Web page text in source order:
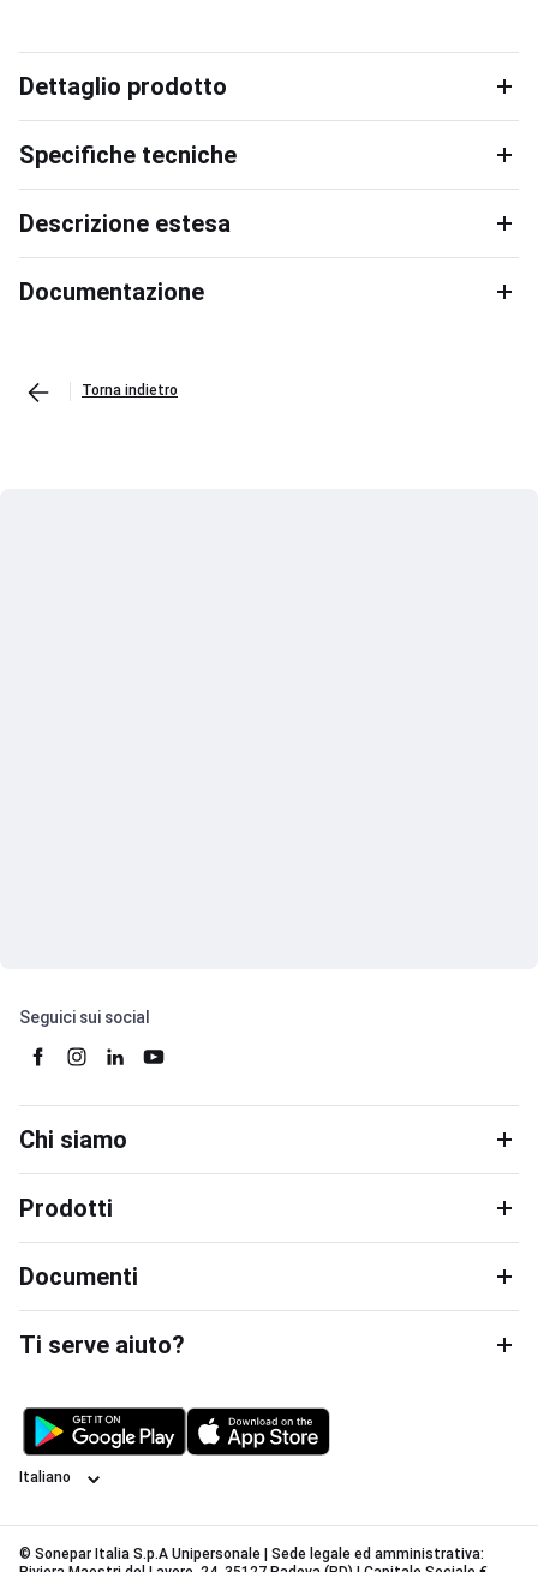
Dettaglio prodotto
Specifiche tecniche
Descrizione estesa
Documentazione
Torna indietro
Seguici sui social
Chi siamo
Prodotti
Documenti
Ti serve aiuto?
Lingua
© Sonepar Italia S.p.A Unipersonale | Sede legale ed amministrativa: